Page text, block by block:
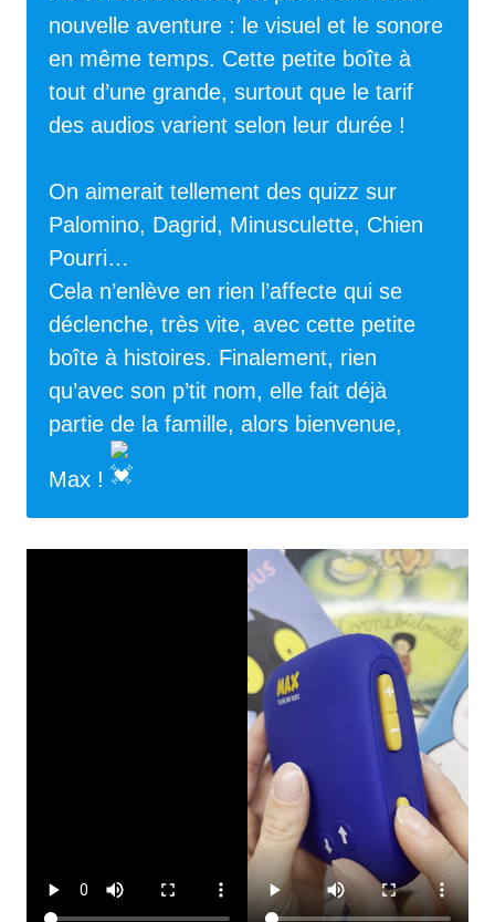
nouvelle aventure : le visuel et le sonore
en même temps. Cette petite boîte à
tout d’une grande, surtout que le tarif
des audios varient selon leur durée !
On aimerait tellement des quizz sur
Palomino, Dagrid, Minusculette, Chien
Pourri…
Cela n’enlève en rien l’affecte qui se
déclenche, très vite, avec cette petite
boîte à histoires. Finalement, rien
qu’avec son p’tit nom, elle fait déjà
partie de la famille, alors bienvenue,
Max !